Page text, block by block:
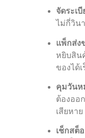
จัดระเ
ไม่กี่วิน
แพ็กส่ง
หยิบสิน
ของได้
คุมวันห
ต้องออ
เสียหาย
เช็กสต็